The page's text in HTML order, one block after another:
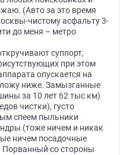
(Авто за это время
чистому асфальту 3-
до меня – метро
суппорт,
при этом
опускается на
ниже. Замызганные
за 10 лет 62 тыс км)
чистки), густо
спеем пыльники
(тоже ничем и никак
ничем посадочные
Порванный со стороны